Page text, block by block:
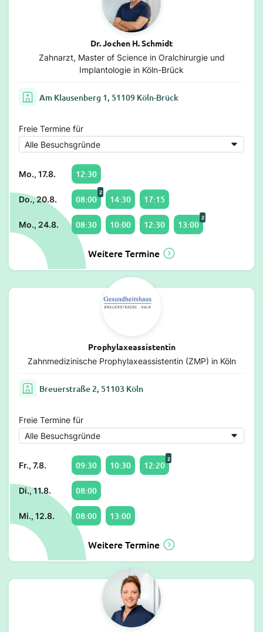
Dr. Jochen H. Schmidt
Zahnarzt, Master of Science in Oralchirurgie und
Implantologie in Köln-Brück
Am Klausenberg 1, 51109 Köln-Brück
Freie Termine für
Mo., 17.8. 12:30
Do., 20.8. 08:00
2
14:30 17:15
Mo., 24.8. 08:30 10:00 12:30 13:00
2
Weitere Termine
Prophylaxeassistentin
Zahnmedizinische Prophylaxeassistentin (ZMP) in Köln
Breuerstraße 2, 51103 Köln
Freie Termine für
Fr., 7.8. 09:30 10:30 12:20
2
Di., 11.8. 08:00
Mi., 12.8. 08:00 13:00
Weitere Termine